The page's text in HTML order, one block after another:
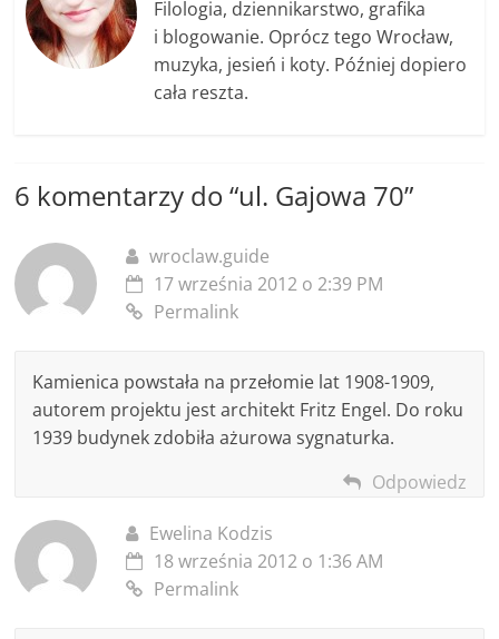
Filologia, dziennikarstwo, grafika
i blogowanie. Oprócz tego Wrocław,
muzyka, jesień i koty. Później dopiero
cała reszta.
6 komentarzy do “ul. Gajowa 70”
wroclaw.guide
17 września 2012 o 2:39 PM
Permalink
Kamienica powstała na przełomie lat 1908-1909,
autorem projektu jest architekt Fritz Engel. Do roku
1939 budynek zdobiła ażurowa sygnaturka.
Odpowiedz
Ewelina Kodzis
18 września 2012 o 1:36 AM
Permalink